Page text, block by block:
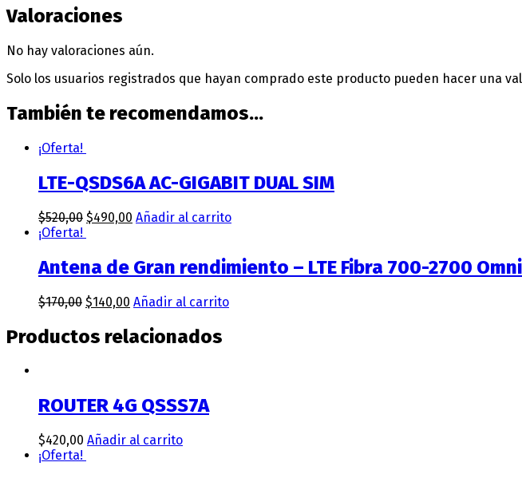
Valoraciones
No hay valoraciones aún.
Solo los usuarios registrados que hayan comprado este producto pueden hacer una
También te recomendamos…
¡Oferta!
LTE-QSDS6A AC-GIGABIT DUAL SIM
$520,00 $490,00 Añadir al carrito
¡Oferta!
Antena de Gran rendimiento – LTE Fibra 700-2700 Omni
$170,00 $140,00 Añadir al carrito
Productos relacionados
ROUTER 4G QSSS7A
$420,00 Añadir al carrito
¡Oferta!